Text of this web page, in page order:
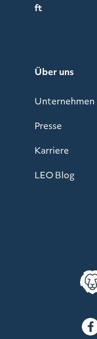
ft
Über uns
Unternehmen
Presse
Karriere
LEO Blog